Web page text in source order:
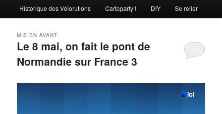
Historique des Vélorutions Cartoparty ! DIY Se relier
Le 8 mai, on fait le pont de
Normandie sur France 3
MIS EN AVANT